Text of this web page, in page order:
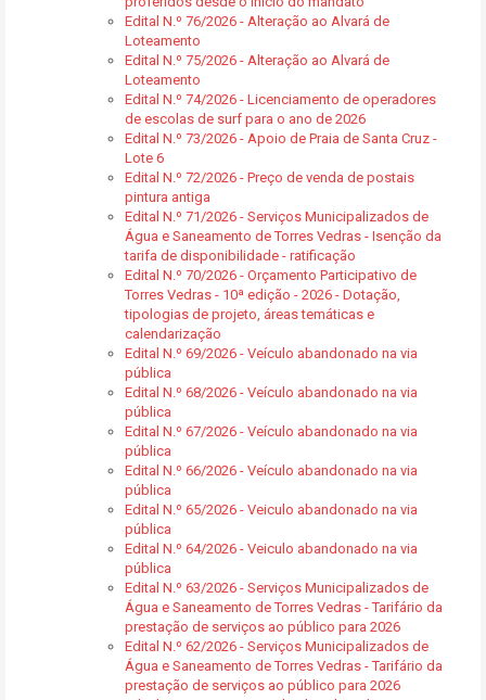
Edital N.º 76/2026 - Alteração ao Alvará de
Loteamento
Edital N.º 75/2026 - Alteração ao Alvará de
Loteamento
Edital N.º 74/2026 - Licenciamento de operadores
de escolas de surf para o ano de 2026
Edital N.º 73/2026 - Apoio de Praia de Santa Cruz -
Lote 6
Edital N.º 72/2026 - Preço de venda de postais
pintura antiga
Edital N.º 71/2026 - Serviços Municipalizados de
Água e Saneamento de Torres Vedras - Isenção da
tarifa de disponibilidade - ratificação
Edital N.º 70/2026 - Orçamento Participativo de
Torres Vedras - 10ª edição - 2026 - Dotação,
tipologias de projeto, áreas temáticas e
calendarização
Edital N.º 69/2026 - Veículo abandonado na via
pública
Edital N.º 68/2026 - Veículo abandonado na via
pública
Edital N.º 67/2026 - Veículo abandonado na via
pública
Edital N.º 66/2026 - Veículo abandonado na via
pública
Edital N.º 65/2026 - Veiculo abandonado na via
pública
Edital N.º 64/2026 - Veiculo abandonado na via
pública
Edital N.º 63/2026 - Serviços Municipalizados de
Água e Saneamento de Torres Vedras - Tarifário da
prestação de serviços ao público para 2026
Edital N.º 62/2026 - Serviços Municipalizados de
Água e Saneamento de Torres Vedras - Tarifário da
prestação de serviços ao público para 2026